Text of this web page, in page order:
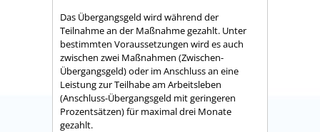
Das Übergangsgeld wird während der
Teilnahme an der Maßnahme gezahlt. Unter
bestimmten Voraussetzungen wird es auch
zwischen zwei Maßnahmen (Zwischen-
Übergangsgeld) oder im Anschluss an eine
Leistung zur Teilhabe am Arbeitsleben
(Anschluss-Übergangsgeld mit geringeren
Prozentsätzen) für maximal drei Monate
gezahlt.